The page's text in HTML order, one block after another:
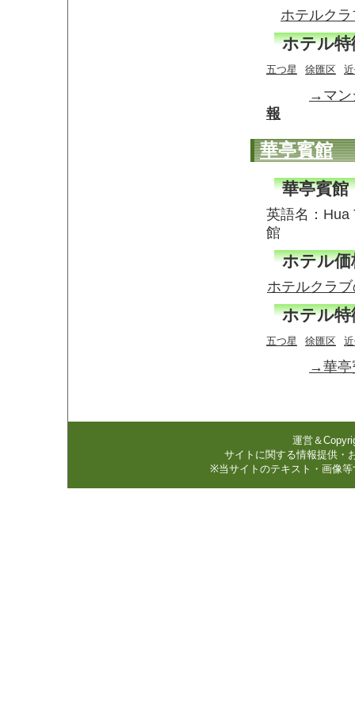
ホテルク
ホテル特
五つ星 徐匯区
→マン
報
華亭賓館
華亭賓館
英語名：
館
ホテル価
ホテルクラ
ホテル特
五つ星 徐匯区
→華亭
運営＆
サイトに関する情報提供・
※当サイトのテキスト・画像